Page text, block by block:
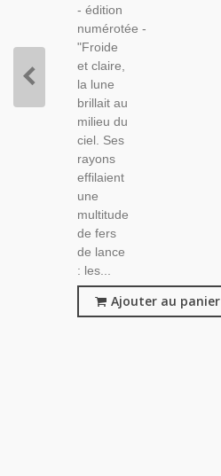
- édition
numérotée -
"Froide
et claire,
la lune
brillait au
milieu du
ciel. Ses
rayons
effilaient
une
multitude
de fers
de lance
: les...
Ajouter au panier